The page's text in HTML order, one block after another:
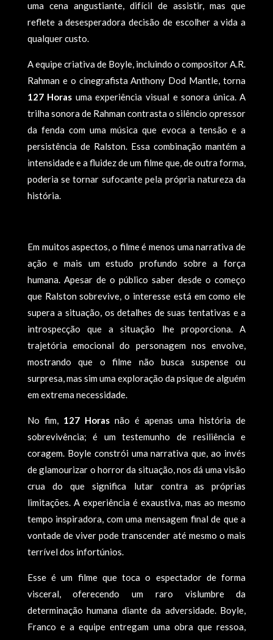
uma cena angustiante, difícil de assistir, mas que
reflete a desesperadora decisão de escolher a vida a
qualquer custo.
A equipe criativa de Boyle, incluindo o compositor A.R.
Rahman e o cinegrafista Anthony Dod Mantle, torna
127 Horas uma experiência visual e sonora única. A
trilha sonora de Rahman contrasta o silêncio opressor
da fenda com uma música que evoca a tensão e a
persistência de Ralston. Essa combinação mantém a
intensidade e a fluidez de um filme que, de outra forma,
poderia se tornar sufocante pela própria natureza da
história.
Em muitos aspectos, o filme é menos uma narrativa de
ação e mais um estudo profundo sobre a força
humana. Apesar de o público saber desde o começo
que Ralston sobrevive, o interesse está em como ele
supera a situação, os detalhes de suas tentativas e a
introspecção que a situação lhe proporciona. A
trajetória emocional do personagem nos envolve,
mostrando que o filme não busca suspense ou
surpresa, mas sim uma exploração da psique de alguém
em extrema necessidade.
No fim, 127 Horasnão é apenas uma história de
sobrevivência; é um testemunho de resiliência e
coragem. Boyle constrói uma narrativa que, ao invés
de glamourizar o horror da situação, nos dá uma visão
crua do que significa lutar contra as próprias
limitações. A experiência é exaustiva, mas ao mesmo
tempo inspiradora, com uma mensagem final de que a
vontade de viver pode transcender até mesmo o mais
terrível dos infortúnios.
Esse é um filme que toca o espectador de forma
visceral, oferecendo um raro vislumbre da
determinação humana diante da adversidade. Boyle,
Franco e a equipe entregam uma obra que ressoa,